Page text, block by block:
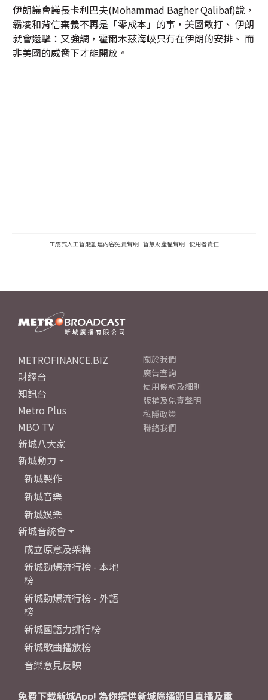
伊朗議會議長卡利巴夫(Mohammad Bagher Qalibaf)說，
霸凌和背信棄義不再是「零成本」的事，美國敢打、 伊朗
就會還擊：又強調，霍爾木茲海峽只有在伊朗的安排、 而
非美國的威脅下才能開放。
生成式人工智能創建內容免責聲明 | 智慧財產權聲明 | 使用者責任
METROFINANCE.BIZ
財經台
知訊台
Metro Plus
MBO TV
新城八大家
新城動力
新城製作
新城音樂
新城娛樂
新城音統會
成立原意及架構
新城勁爆流行榜 - 本地
榜
新城勁爆流行榜 - 外語
榜
新城國語力排行榜
新城歌曲播放榜
音樂意見反映
關於我們
廣告查詢
使用條款及細則
版權及免責聲明
私隱政策
聯絡我們
免費下載新城App! 為你提供新城廣播節目直播及重